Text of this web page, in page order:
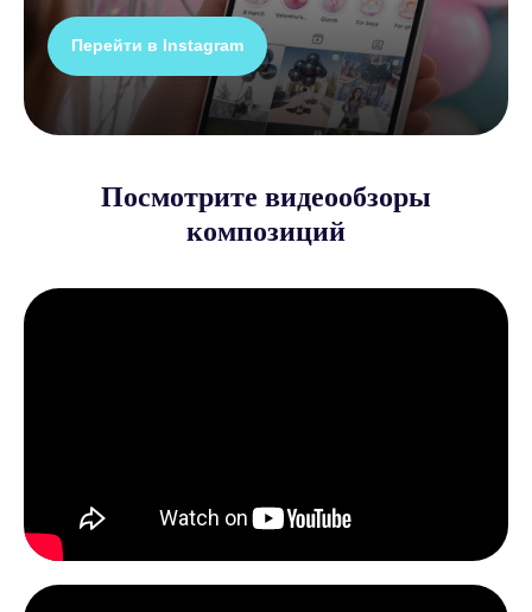
Перейти в Instagram
Посмотрите видеообзоры
композиций